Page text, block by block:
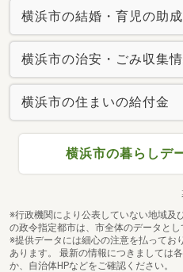
横浜市の結婚・育児の助
横浜市の治安・ごみ収集
横浜市の住まいの給付金
横浜市の暮らしデ
※行政機関により公表していない地域及
の政令指定都市は、市全体のデータとし
※提供データには細心の注意を払ってお
あります。 最新の情報につきましては
か、自治体HPなどをご確認ください。